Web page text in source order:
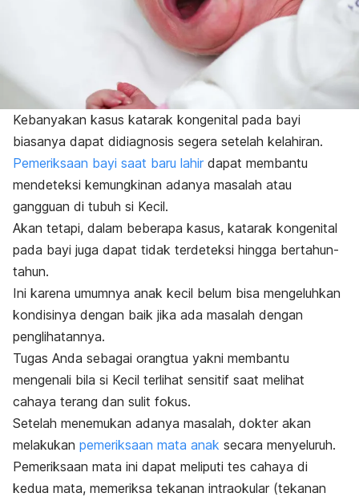
Kebanyakan kasus katarak kongenital pada bayi
biasanya dapat didiagnosis segera setelah kelahiran.
Pemeriksaan bayi saat baru lahir dapat membantu
mendeteksi kemungkinan adanya masalah atau
gangguan di tubuh si Kecil.
Akan tetapi, dalam beberapa kasus, katarak kongenital
pada bayi juga dapat tidak terdeteksi hingga bertahun-
tahun.
Ini karena umumnya anak kecil belum bisa mengeluhkan
kondisinya dengan baik jika ada masalah dengan
penglihatannya.
Tugas Anda sebagai orangtua yakni membantu
mengenali bila si Kecil terlihat sensitif saat melihat
cahaya terang dan sulit fokus.
Setelah menemukan adanya masalah, dokter akan
melakukan pemeriksaan mata anak secara menyeluruh.
Pemeriksaan mata ini dapat meliputi tes cahaya di
kedua mata, memeriksa tekanan intraokular (tekanan